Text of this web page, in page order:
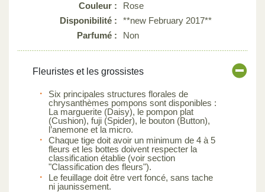
Couleur :
Rose
Disponibilité :
**new February 2017**
Parfumé :
Non
Fleuristes et les grossistes
Six principales structures florales de
chrysanthèmes pompons sont disponibles :
La marguerite (Daisy), le pompon plat
(Cushion), fuji (Spider), le bouton (Button),
l’anemone et la micro.
Chaque tige doit avoir un minimum de 4 à 5
fleurs et les bottes doivent respecter la
classification établie (voir section
"Classification des fleurs").
Le feuillage doit être vert foncé, sans tache
ni jaunissement.